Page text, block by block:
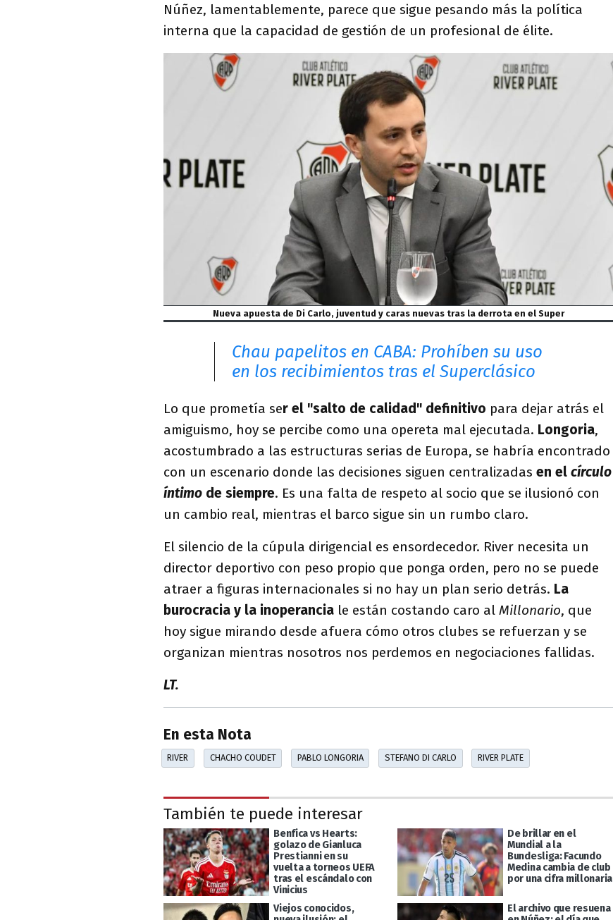
Núñez, lamentablemente, parece que sigue pesando más la política
interna que la capacidad de gestión de un profesional de élite.
Nueva apuesta de Di Carlo, juventud y caras nuevas tras la derrota en el Super
Chau papelitos en CABA: Prohíben su uso
en los recibimientos tras el Superclásico
Lo que prometía ser el "salto de calidad" definitivo para dejar atrás el
amiguismo, hoy se percibe como una opereta mal ejecutada. Longoria,
acostumbrado a las estructuras serias de Europa, se habría encontrado
con un escenario donde las decisiones siguen centralizadas en el círculo
íntimo de siempre. Es una falta de respeto al socio que se ilusionó con
un cambio real, mientras el barco sigue sin un rumbo claro.
El silencio de la cúpula dirigencial es ensordecedor. River necesita un
director deportivo con peso propio que ponga orden, pero no se puede
atraer a figuras internacionales si no hay un plan serio detrás. La
burocracia y la inoperancia le están costando caro al Millonario, que
hoy sigue mirando desde afuera cómo otros clubes se refuerzan y se
organizan mientras nosotros nos perdemos en negociaciones fallidas.
LT.
En esta Nota
RIVER CHACHO COUDET PABLO LONGORIA STEFANO DI CARLO RIVER PLATE
También te puede interesar
Benfica vs Hearts:
golazo de Gianluca
Prestianni en su
vuelta a torneos UEFA
tras el escándalo con
Vinicius
De brillar en el
Mundial a la
Bundesliga: Facundo
Medina cambia de club
por una cifra millonaria
Viejos conocidos,
El archivo que resuena